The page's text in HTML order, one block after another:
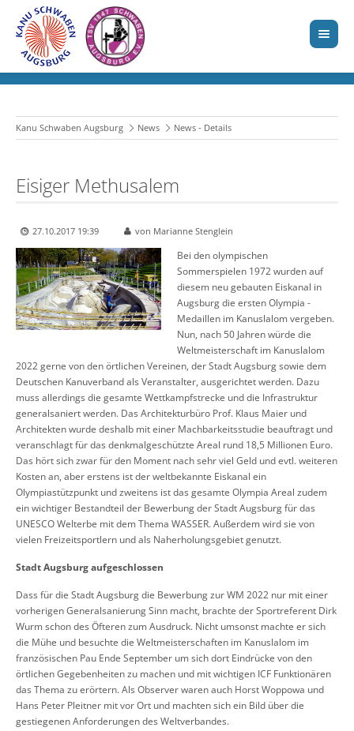
Kanu Schwaben Augsburg News News - Details
Eisiger Methusalem
27.10.2017 19:39 von Marianne Stenglein
Bei den olympischen
Sommerspielen 1972 wurden auf
diesem neu gebauten Eiskanal in
Augsburg die ersten Olympia -
Medaillen im Kanuslalom vergeben.
Nun, nach 50 Jahren würde die
Weltmeisterschaft im Kanuslalom
2022 gerne von den örtlichen Vereinen, der Stadt Augsburg sowie dem
Deutschen Kanuverband als Veranstalter, ausgerichtet werden. Dazu
muss allerdings die gesamte Wettkampfstrecke und die Infrastruktur
generalsaniert werden. Das Architekturbüro Prof. Klaus Maier und
Architekten wurde deshalb mit einer Machbarkeitsstudie beauftragt und
veranschlagt für das denkmalgeschützte Areal rund 18,5 Millionen Euro.
Das hört sich zwar für den Moment nach sehr viel Geld und evtl. weiteren
Kosten an, aber erstens ist der weltbekannte Eiskanal ein
Olympiastützpunkt und zweitens ist das gesamte Olympia Areal zudem
ein wichtiger Bestandteil der Bewerbung der Stadt Augsburg für das
UNESCO Welterbe mit dem Thema WASSER. Außerdem wird sie von
vielen Freizeitsportlern und als Naherholungsgebiet genutzt.
Stadt Augsburg aufgeschlossen
Dass für die Stadt Augsburg die Bewerbung zur WM 2022 nur mit einer
vorherigen Generalsanierung Sinn macht, brachte der Sportreferent Dirk
Wurm schon des Öfteren zum Ausdruck. Nicht umsonst machte er sich
die Mühe und besuchte die Weltmeisterschaften im Kanuslalom im
französischen Pau Ende September um sich dort Eindrücke von den
örtlichen Gegebenheiten zu machen und mit wichtigen ICF Funktionären
das Thema zu erörtern. Als Observer waren auch Horst Woppowa und
Hans Peter Pleitner mit vor Ort und machten sich ein Bild über die
gestiegenen Anforderungen des Weltverbandes.